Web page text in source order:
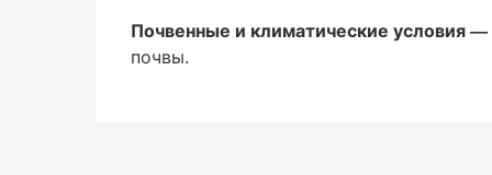
Способ применения
Почвенные и климатические условия —
почвы.